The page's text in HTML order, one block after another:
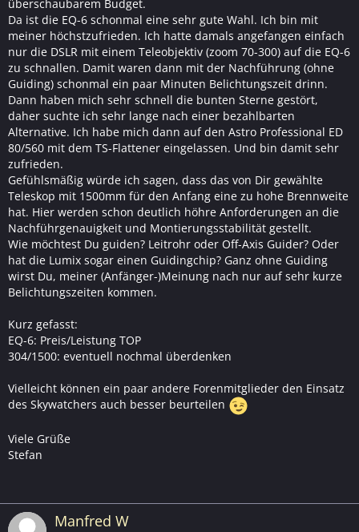
überschaubarem Budget.
Da ist die EQ-6 schonmal eine sehr gute Wahl. Ich bin mit
meiner höchstzufrieden. Ich hatte damals angefangen einfach
nur die DSLR mit einem Teleobjektiv (zoom 70-300) auf die EQ-6
zu schnallen. Damit waren dann mit der Nachführung (ohne
Guiding) schonmal ein paar Minuten Belichtungszeit drinn.
Dann haben mich sehr schnell die bunten Sterne gestört,
daher suchte ich sehr lange nach einer bezahlbarten
Alternative. Ich habe mich dann auf den Astro Professional ED
80/560 mit dem TS-Flattener eingelassen. Und bin damit sehr
zufrieden.
Gefühlsmäßig würde ich sagen, dass das von Dir gewählte
Teleskop mit 1500mm für den Anfang eine zu hohe Brennweite
hat. Hier werden schon deutlich höhre Anforderungen an die
Nachführgenauigkeit und Montierungsstabilität gestellt.
Wie möchtest Du guiden? Leitrohr oder Off-Axis Guider? Oder
hat die Lumix sogar einen Guidingchip? Ganz ohne Guiding
wirst Du, meiner (Anfänger-)Meinung nach nur auf sehr kurze
Belichtungszeiten kommen.
Kurz gefasst:
EQ-6: Preis/Leistung TOP
304/1500: eventuell nochmal überdenken
Vielleicht können ein paar andere Forenmitglieder den Einsatz
des Skywatchers auch besser beurteilen
Viele Grüße
Stefan
Manfred W